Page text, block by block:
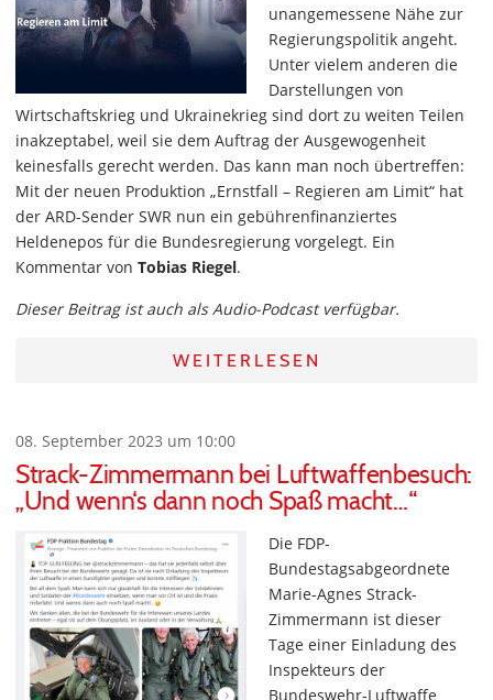
unangemessene Nähe zur
Regierungspolitik angeht.
Unter vielem anderen die
Darstellungen von
Wirtschaftskrieg und Ukrainekrieg sind dort zu weiten Teilen
inakzeptabel, weil sie dem Auftrag der Ausgewogenheit
keinesfalls gerecht werden. Das kann man noch übertreffen:
Mit der neuen Produktion „Ernstfall – Regieren am Limit“ hat
der ARD-Sender SWR nun ein gebührenfinanziertes
Heldenepos für die Bundesregierung vorgelegt. Ein
Kommentar von Tobias Riegel.
Dieser Beitrag ist auch als Audio-Podcast verfügbar.
WEITERLESEN
08. September 2023 um 10:00
Strack-Zimmermann bei Luftwaffenbesuch:
„Und wenn‘s dann noch Spaß macht…“
Die FDP-
Bundestagsabgeordnete
Marie-Agnes Strack-
Zimmermann ist dieser
Tage einer Einladung des
Inspekteurs der
Bundeswehr-Luftwaffe